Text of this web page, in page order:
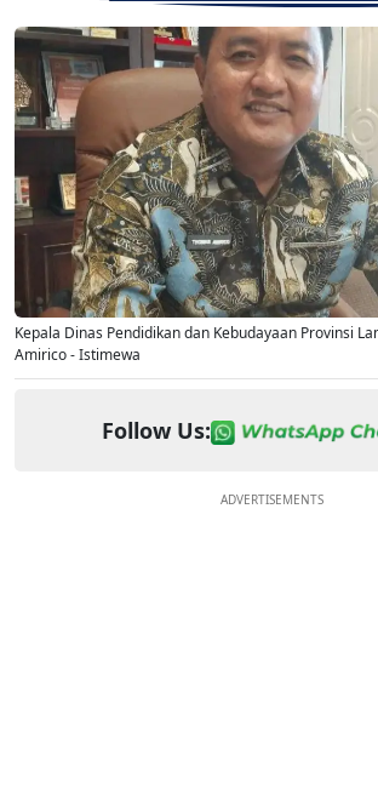
Kepala Dinas Pendidikan dan Kebudayaan Provinsi
Amirico - Istimewa
Follow Us:
ADVERTISEMENTS